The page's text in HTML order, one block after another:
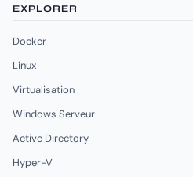
EXPLORER
Docker
Linux
Virtualisation
Windows Serveur
Active Directory
Hyper-V